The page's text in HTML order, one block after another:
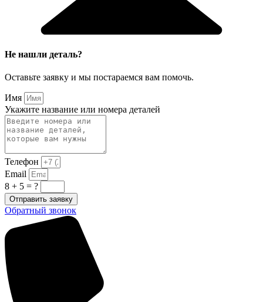
Не нашли деталь?
Оставьте заявку и мы постараемся вам помочь.
Имя
Укажите название или номера деталей
Телефон
Email
8 + 5 = ?
Отправить заявку
Обратный звонок